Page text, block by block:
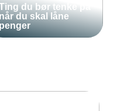
du bør tenke på
du skal låne